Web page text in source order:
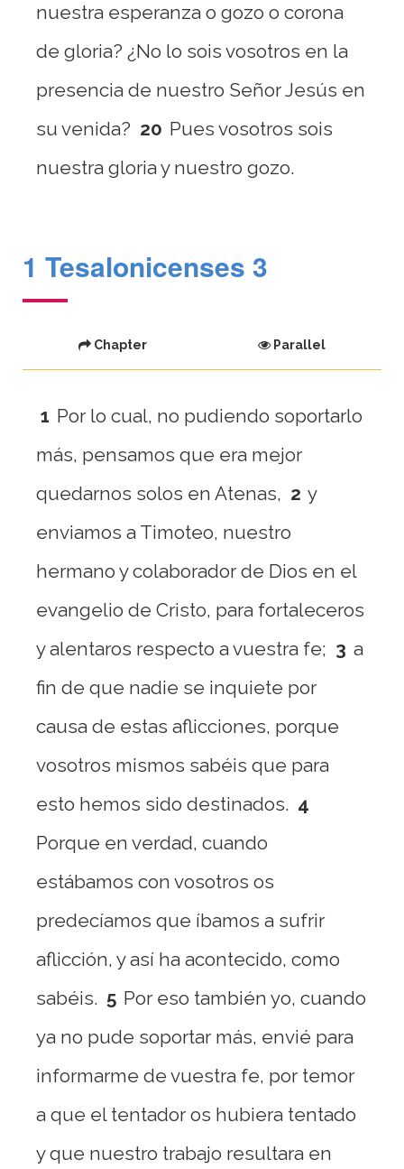
nuestra esperanza o gozo o corona
de gloria? ¿No lo sois vosotros en la
presencia de nuestro Señor Jesús en
su venida? 20 Pues vosotros sois
nuestra gloria y nuestro gozo.
1 Tesalonicenses 3
Chapter Parallel
1 Por lo cual, no pudiendo soportarlo
más, pensamos que era mejor
quedarnos solos en Atenas, 2 y
enviamos a Timoteo, nuestro
hermano y colaborador de Dios en el
evangelio de Cristo, para fortaleceros
y alentaros respecto a vuestra fe; 3 a
fin de que nadie se inquiete por
causa de estas aflicciones, porque
vosotros mismos sabéis que para
esto hemos sido destinados. 4
Porque en verdad, cuando
estábamos con vosotros os
predecíamos que íbamos a sufrir
aflicción, y así ha acontecido, como
sabéis. 5 Por eso también yo, cuando
ya no pude soportar más, envié para
informarme de vuestra fe, por temor
a que el tentador os hubiera tentado
y que nuestro trabajo resultara en